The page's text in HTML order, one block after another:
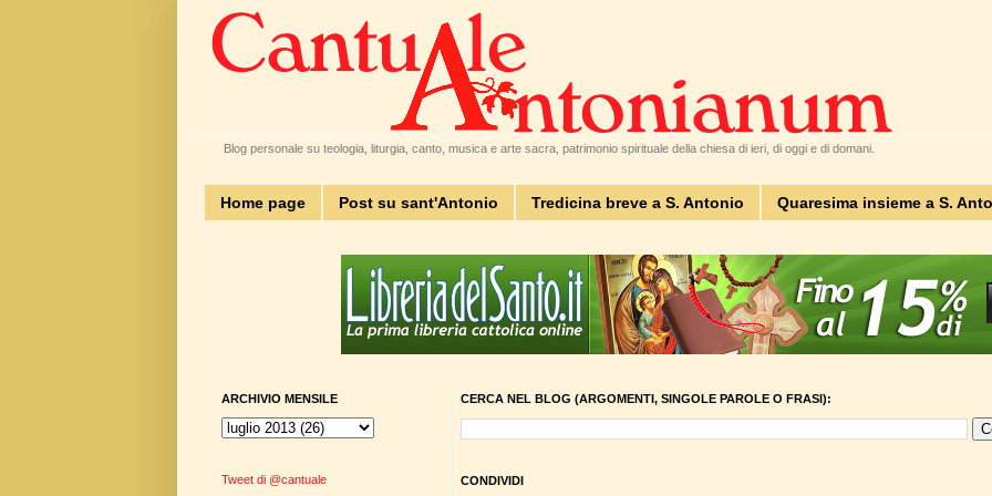
Blog personale su teologia, liturgia, canto, musica e arte sacra, patrimonio spirituale della chiesa di ieri, di oggi e di domani.
Home page Post su sant'Antonio Tredicina breve a S. Antonio Quaresima insieme a S.
CERCA NEL BLOG (ARGOMENTI, SINGOLE PAROLE O FRASI):
CONDIVIDI
ARCHIVIO MENSILE
Tweet di @cantuale